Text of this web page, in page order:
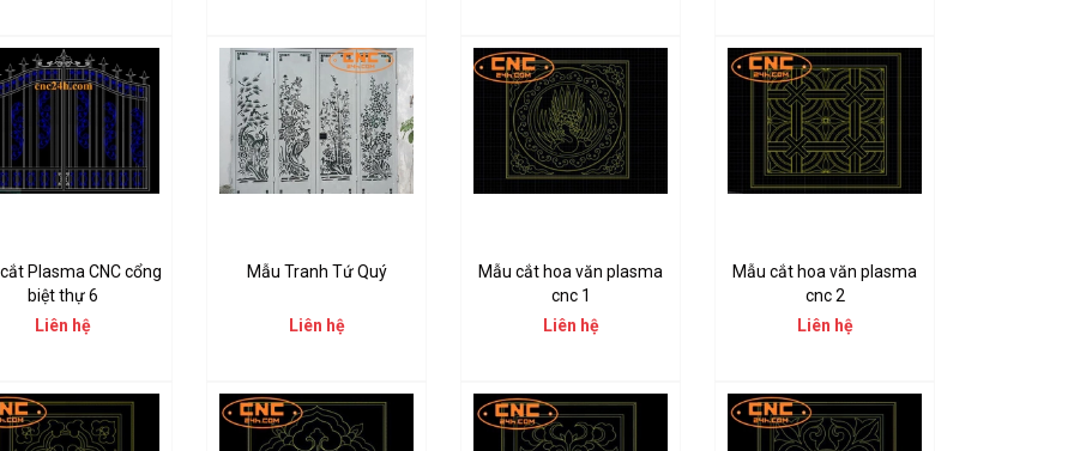
Plasma CNC cổng
biệt thự 6
Liên hệ
Mẫu Tranh Tứ Quý
Liên hệ
Mẫu cắt hoa văn plasma
cnc 1
Liên hệ
Mẫu cắt hoa văn plasma
cnc 2
Liên hệ